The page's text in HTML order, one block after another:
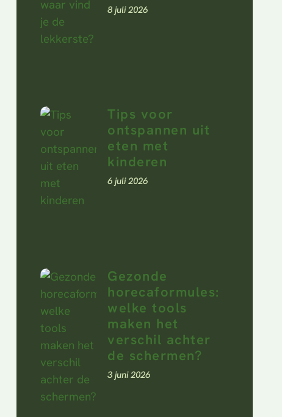
8 juli 2026
Tips voor
ontspannen uit
eten met
kinderen
6 juli 2026
Gezonde
horecaformules:
welke tools
maken het
verschil achter
de schermen?
3 juni 2026